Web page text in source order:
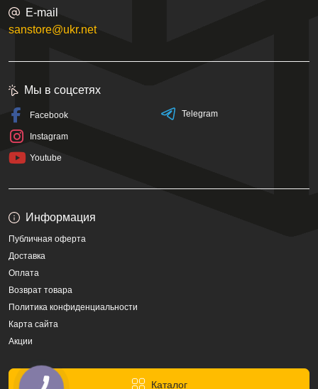
E-mail
sanstore@ukr.net
Информация
Публичная оферта
Доставка
Оплата
Возврат товара
Политика конфиденциальности
Карта сайта
Акции
Каталог
Мы в соцсетях
Facebook
Instagram
Youtube
Telegram
КНОПКА